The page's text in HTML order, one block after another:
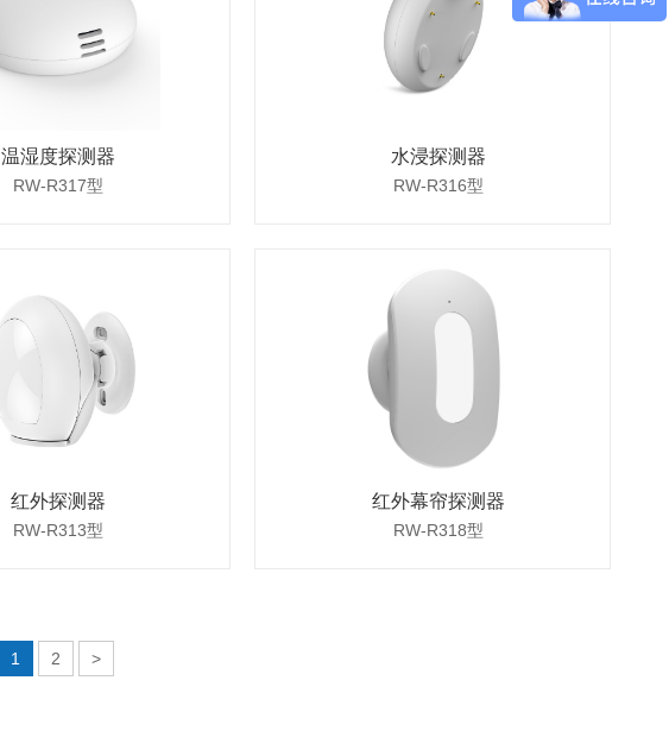
温湿度探测器
RW-R317型
水浸探测器
RW-R316型
红外探测器
RW-R313型
红外幕帘探测器
RW-R318型
1 2 >